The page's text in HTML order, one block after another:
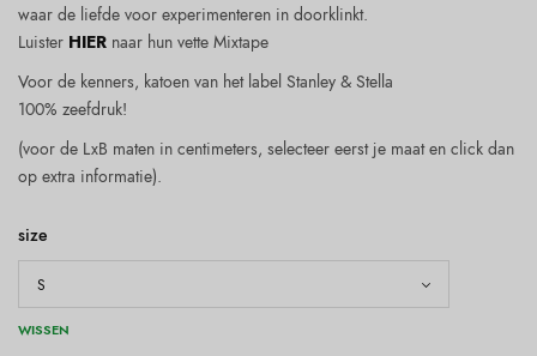
waar de liefde voor experimenteren in doorklinkt.
Luister HIER naar hun vette Mixtape
Voor de kenners, katoen van het label Stanley & Stella
100% zeefdruk!
(voor de LxB maten in centimeters, selecteer eerst je maat en click dan
op extra informatie).
size
WISSEN